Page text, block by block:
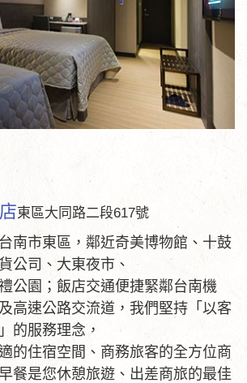
東區大同路二段617號
南市東區，鄰近奇美博物館、十鼓
公司、大東夜市、
公園；飯店交通便捷緊鄰台南機
高速公路交流道，我們堅持「以客
的服務理念，
的住宿空間、商務旅客的全方位商
餐是您休憩旅遊、出差商旅的最佳